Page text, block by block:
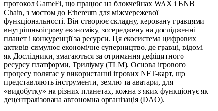
протокол GameFi, що працює на блокчейнах WAX і BNB
Chain, з мостом до Ethereum для міжмережевої
функціональності. Він створює складну, керовану гравцями
внутрішньоігрову економіку, зосереджену на дослідженні
планет і конкуренції за ресурси. Ця екосистема цифрових
активів симулює економічне суперництво, де гравці, відомі
як Дослідники, змагаються за отримання дефіцитного
ресурсу платформи, Триліуму (TLM). Основа ігрового
процесу полягає у використанні ігрових NFT-карт, що
представляють інструменти, землю та аватари, для
«видобутку» на різних планетах, кожна з яких функціонує як
децентралізована автономна організація (DAO).